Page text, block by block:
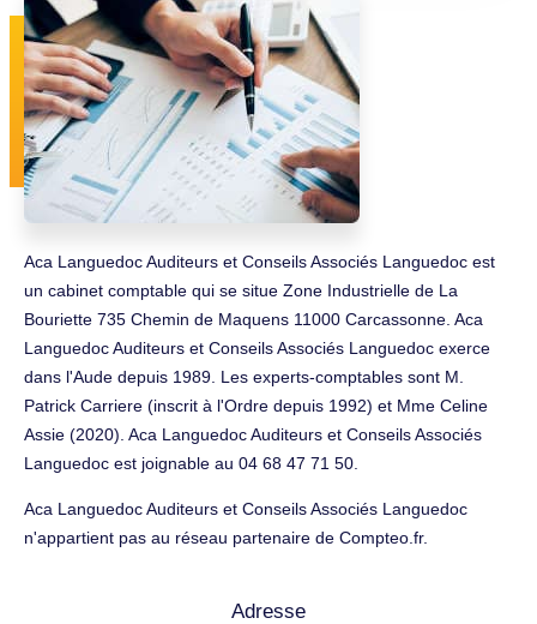
Aca Languedoc Auditeurs et Conseils Associés Languedoc est
un cabinet comptable qui se situe Zone Industrielle de La
Bouriette 735 Chemin de Maquens 11000 Carcassonne. Aca
Languedoc Auditeurs et Conseils Associés Languedoc exerce
dans l'Aude depuis 1989. Les experts-comptables sont M.
Patrick Carriere (inscrit à l'Ordre depuis 1992) et Mme Celine
Assie (2020). Aca Languedoc Auditeurs et Conseils Associés
Languedoc est joignable au 04 68 47 71 50.
Aca Languedoc Auditeurs et Conseils Associés Languedoc
n'appartient pas au réseau partenaire de Compteo.fr.
Adresse